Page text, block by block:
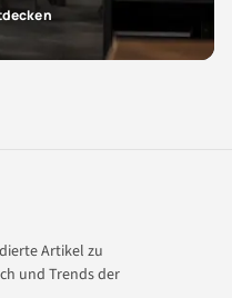
Artikel zu
und Trends der